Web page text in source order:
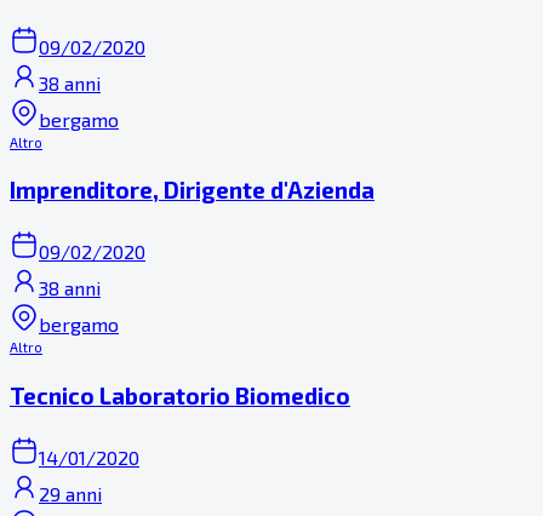
09/02/2020
38 anni
bergamo
Altro
Imprenditore, Dirigente d'Azienda
09/02/2020
38 anni
bergamo
Altro
Tecnico Laboratorio Biomedico
14/01/2020
29 anni